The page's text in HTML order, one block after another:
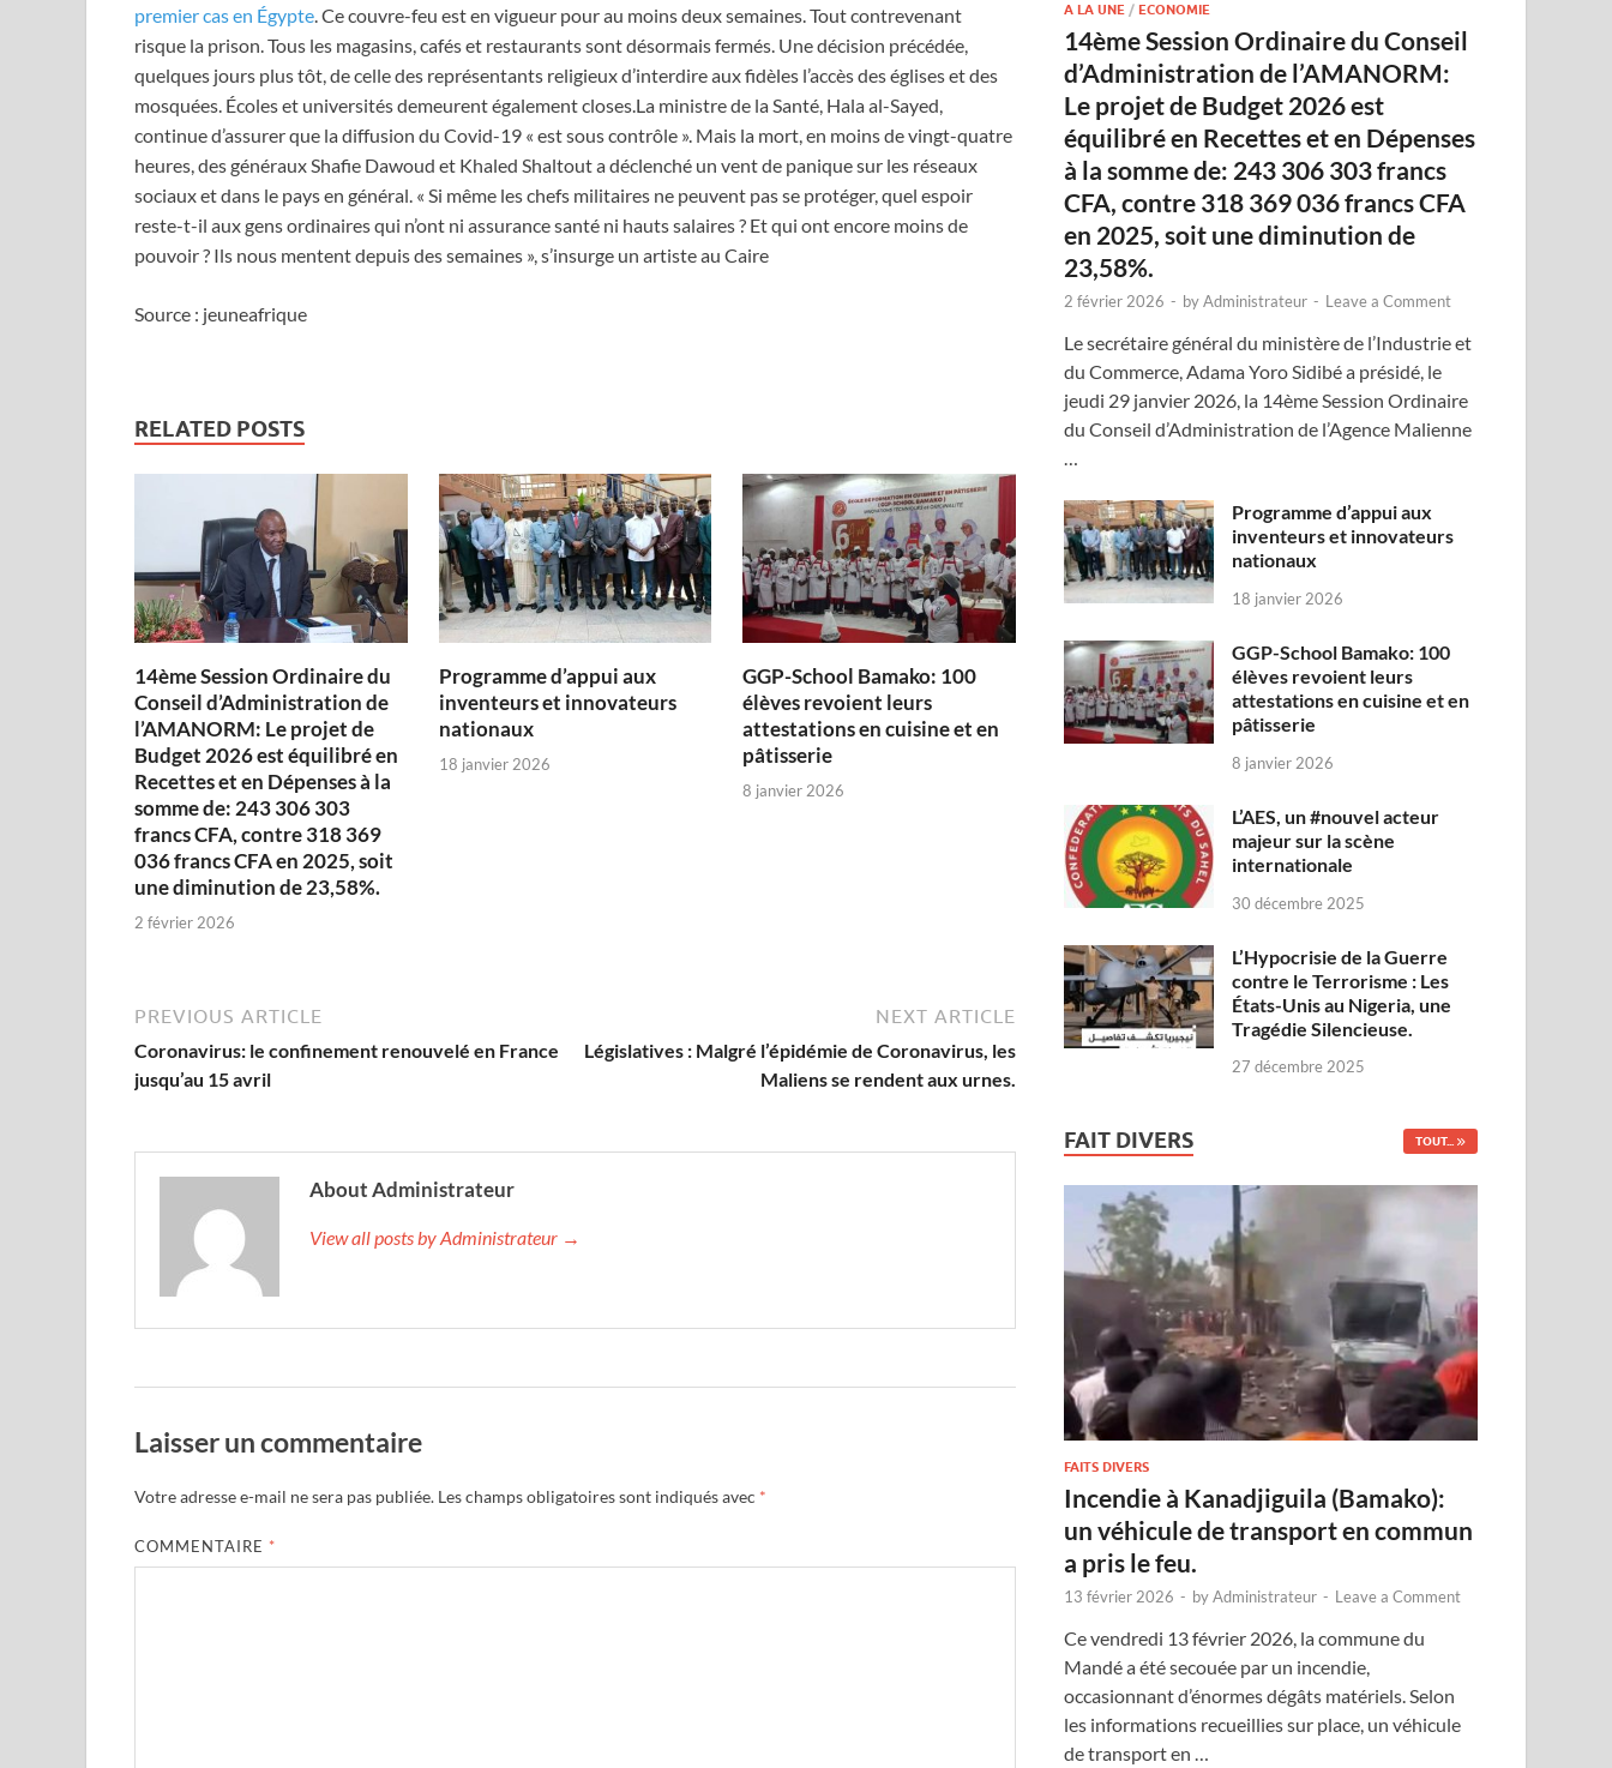
premier cas en Égypte. Ce couvre-feu est en vigueur pour au moins deux semaines. Tout contrevenant
risque la prison. Tous les magasins, cafés et restaurants sont désormais fermés. Une décision précédée,
quelques jours plus tôt, de celle des représentants religieux d’interdire aux fidèles l’accès des églises et des
mosquées. Écoles et universités demeurent également closes.La ministre de la Santé, Hala al-Sayed,
continue d’assurer que la diffusion du Covid-19 « est sous contrôle ». Mais la mort, en moins de vingt-quatre
heures, des généraux Shafie Dawoud et Khaled Shaltout a déclenché un vent de panique sur les réseaux
sociaux et dans le pays en général. « Si même les chefs militaires ne peuvent pas se protéger, quel espoir
reste-t-il aux gens ordinaires qui n’ont ni assurance santé ni hauts salaires ? Et qui ont encore moins de
pouvoir ? Ils nous mentent depuis des semaines », s’insurge un artiste au Caire
Source : jeuneafrique
RELATED POSTS
14ème Session Ordinaire du
Conseil d’Administration de
l’AMANORM: Le projet de
Budget 2026 est équilibré en
Recettes et en Dépenses à la
somme de: 243 306 303
francs CFA, contre 318 369
036 francs CFA en 2025, soit
une diminution de 23,58%.
2 février 2026
Programme d’appui aux
inventeurs et innovateurs
nationaux
18 janvier 2026
GGP-School Bamako: 100
élèves revoient leurs
attestations en cuisine et en
pâtisserie
8 janvier 2026
PREVIOUS ARTICLE
Coronavirus: le confinement renouvelé en France
jusqu’au 15 avril
NEXT ARTICLE
Législatives : Malgré l’épidémie de Coronavirus, les
Maliens se rendent aux urnes.
About Administrateur
View all posts by Administrateur →
Laisser un commentaire
Votre adresse e-mail ne sera pas publiée. Les champs obligatoires sont indiqués avec *
COMMENTAIRE *
A LA UNE /ECONOMIE
14ème Session Ordinaire du Conseil
d’Administration de l’AMANORM:
Le projet de Budget 2026 est
équilibré en Recettes et en Dépenses
à la somme de: 243 306 303 francs
CFA, contre 318 369 036 francs CFA
en 2025, soit une diminution de
23,58%.
2 février 2026 - byAdministrateur - Leave a Comment
Le secrétaire général du ministère de l’Industrie et
du Commerce, Adama Yoro Sidibé a présidé, le
jeudi 29 janvier 2026, la 14ème Session Ordinaire
du Conseil d’Administration de l’Agence Malienne
…
Programme d’appui aux
inventeurs et innovateurs
nationaux
18 janvier 2026
GGP-School Bamako: 100
élèves revoient leurs
attestations en cuisine et en
pâtisserie
8 janvier 2026
L’AES, un #nouvel acteur
majeur sur la scène
internationale
30 décembre 2025
L’Hypocrisie de la Guerre
contre le Terrorisme : Les
États-Unis au Nigeria, une
Tragédie Silencieuse.
27 décembre 2025
FAIT DIVERS TOUT...
FAITS DIVERS
Incendie à Kanadjiguila (Bamako):
un véhicule de transport en commun
a pris le feu.
13 février 2026 - byAdministrateur - Leave a Comment
Ce vendredi 13 février 2026, la commune du
Mandé a été secouée par un incendie,
occasionnant d’énormes dégâts matériels. Selon
les informations recueillies sur place, un véhicule
de transport en …